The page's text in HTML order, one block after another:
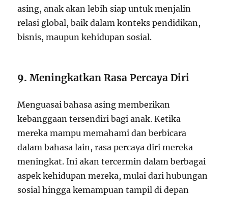
asing, anak akan lebih siap untuk menjalin
relasi global, baik dalam konteks pendidikan,
bisnis, maupun kehidupan sosial.
9.Meningkatkan Rasa Percaya Diri
Menguasai bahasa asing memberikan
kebanggaan tersendiri bagi anak. Ketika
mereka mampu memahami dan berbicara
dalam bahasa lain, rasa percaya diri mereka
meningkat. Ini akan tercermin dalam berbagai
aspek kehidupan mereka, mulai dari hubungan
sosial hingga kemampuan tampil di depan